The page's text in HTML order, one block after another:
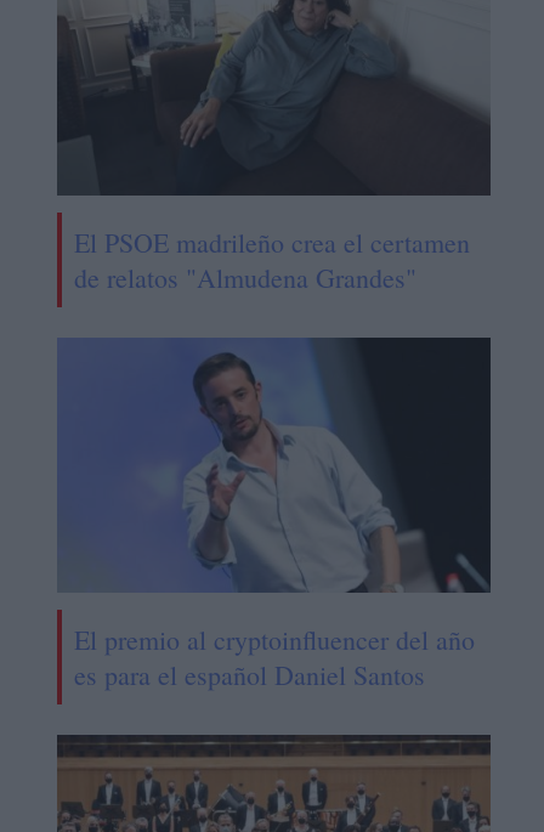
El PSOE madrileño crea el certamen
de relatos "Almudena Grandes"
El premio al cryptoinfluencer del año
es para el español Daniel Santos